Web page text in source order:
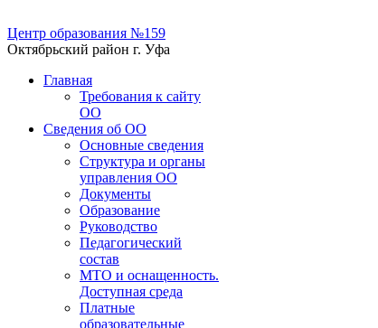
Центр образования №159
Октябрьский район г. Уфа
Главная
Требования к сайту
ОО
Сведения об ОО
Основные сведения
Структура и органы
управления ОО
Документы
Образование
Руководство
Педагогический
состав
МТО и оснащенность.
Доступная среда
Платные
образовательные